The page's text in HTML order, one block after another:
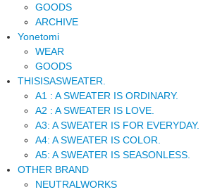
GOODS
ARCHIVE
Yonetomi
WEAR
GOODS
THISISASWEATER.
A1 : A SWEATER IS ORDINARY.
A2 : A SWEATER IS LOVE.
A3: A SWEATER IS FOR EVERYDAY.
A4: A SWEATER IS COLOR.
A5: A SWEATER IS SEASONLESS.
OTHER BRAND
NEUTRALWORKS